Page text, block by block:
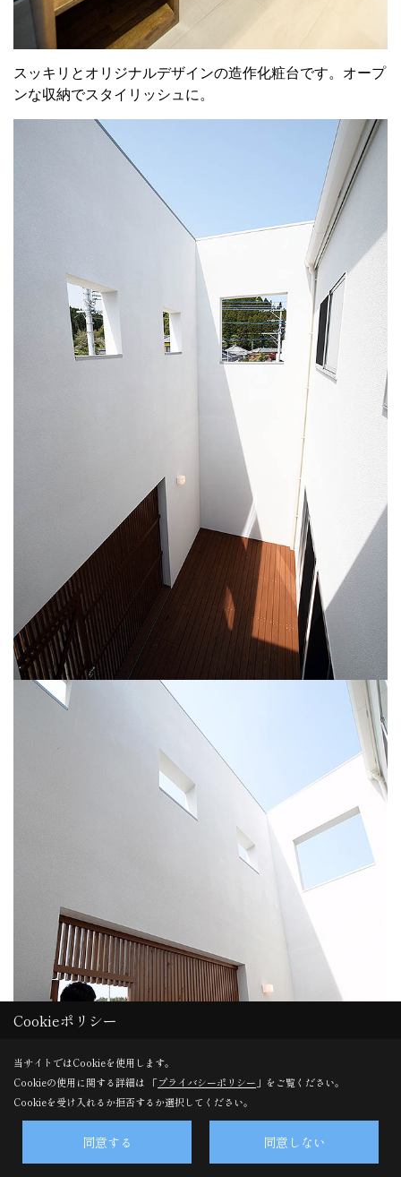
スッキリとオリジナルデザインの造作化粧台です。オープ
ンな収納でスタイリッシュに。
Cookieポリシー
当サイトではCookieを使用します。
Cookieの使用に関する詳細は 「プライバシーポリシー 」をご覧ください。
Cookieを受け入れるか拒否するか選択してください。
同意する 同意しない